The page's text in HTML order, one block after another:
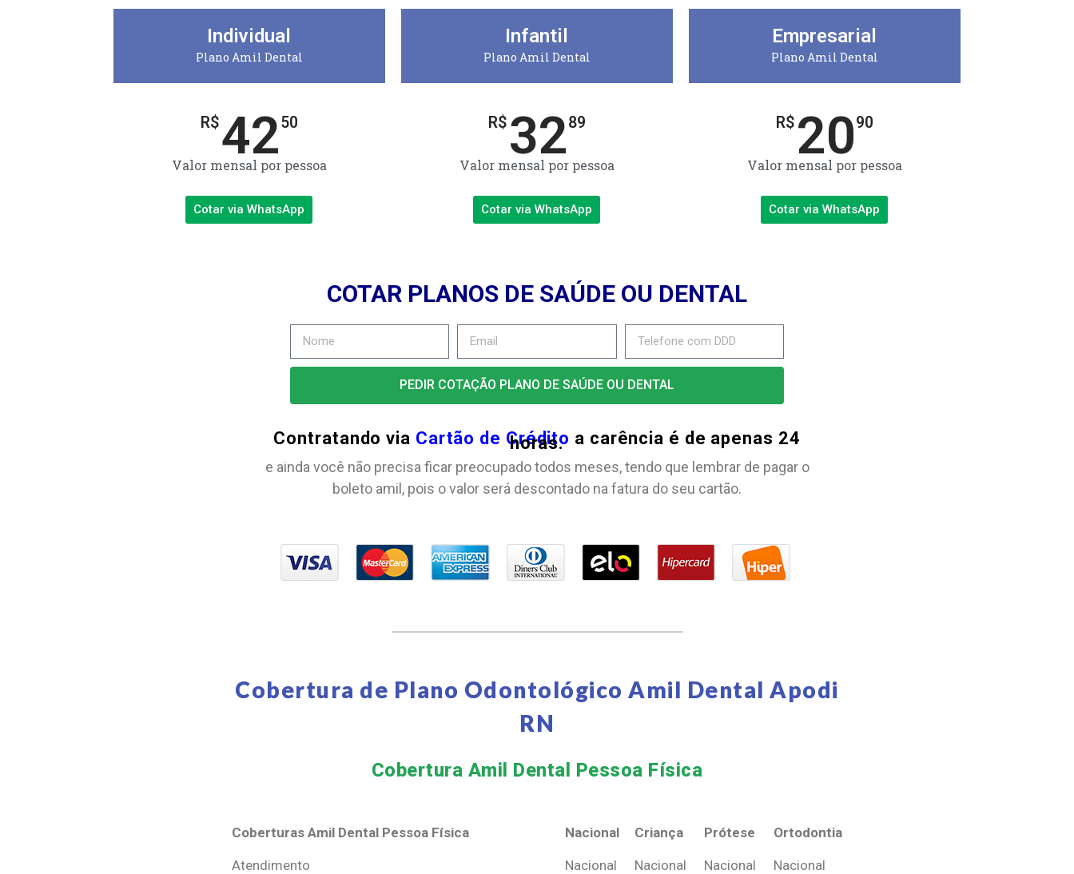
Individual
Plano Amil Dental
R$4250
Valor mensal por pessoa
Cotar via WhatsApp
Infantil
Plano Amil Dental
R$ 3289
Valor mensal por pessoa
Cotar via WhatsApp
Empresarial
Plano Amil Dental
R$ 2090
Valor mensal por pessoa
Cotar via WhatsApp
COTAR PLANOS DE SAÚDE OU DENTAL
PEDIR COTAÇÃO PLANO DE SAÚDE OU DENTAL
Contratando via Cartão de Crédito a carência é de apenas 24
horas.
e ainda você não precisa ficar preocupado todos meses, tendo que lembrar de pagar o
boleto amil, pois o valor será descontado na fatura do seu cartão.
Cobertura de Plano Odontológico Amil Dental Apodi
RN
Cobertura Amil Dental Pessoa Física​
Coberturas Amil Dental Pessoa Física Nacional Criança Prótese
Ortodontia
Coberturas Amil Dental Pessoa Física
Nacional Criança Prótese Ortodontia
Atendimento Nacional Nacional Nacional Nacional